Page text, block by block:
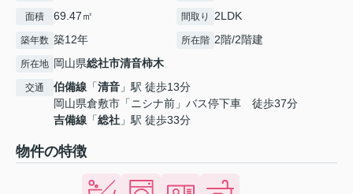
面積 69.47㎡ 間取り 2LDK
築年数 築12年 所在階 2階/2階建
所在地 岡山県総社市清音柿木
交通 伯備線 「清音 」駅 徒歩13分
岡山県倉敷市「ニシナ前」バス停下車 徒歩37分
吉備線 「総社 」駅 徒歩33分
物件の特徴